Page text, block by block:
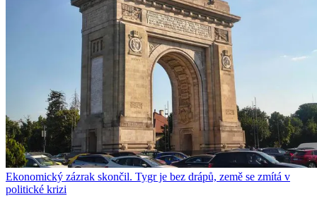
Ekonomický zázrak skončil. Tygr je bez drápů, země se zmítá v
politické krizi